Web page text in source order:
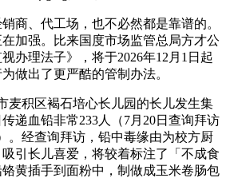
、代工场，也不必然都是靠谱的。
加强。比来国度市场监管总局方才公
办理法子》，将于2026年12月1日起
做出了更严酷的管制办法。
积区褐石培心长儿园的长儿发生集
递血铅非常233人（7月20日查询拜访
。经查询拜访，铅中毒缘由为校方厨
引长儿喜爱，将较着标注了「不成食
黄插手到面粉中，制做成玉米卷肠包